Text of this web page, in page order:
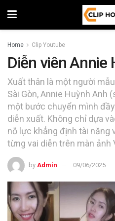
Home Clip Youtube
Diễn viên Annie
Xuất thân là một người
Sài Gòn, Annie Huỳnh Anh
một bước chuyển mình
diễn xuất. Không chỉ dựa
nỗ lực khẳng định tài năng
từng vai diễn trên màn ảnh
by Admin 09/06/2025